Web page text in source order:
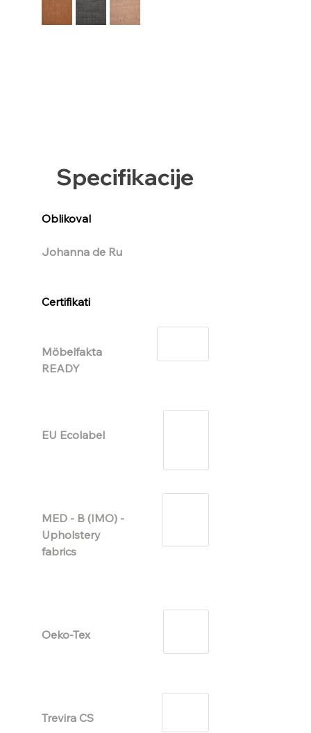
Specifikacije
Oblikoval
Johanna de Ru
Certifikati
Möbelfakta
READY
EU Ecolabel
MED - B (IMO) -
Upholstery
fabrics
Oeko-Tex
Trevira CS